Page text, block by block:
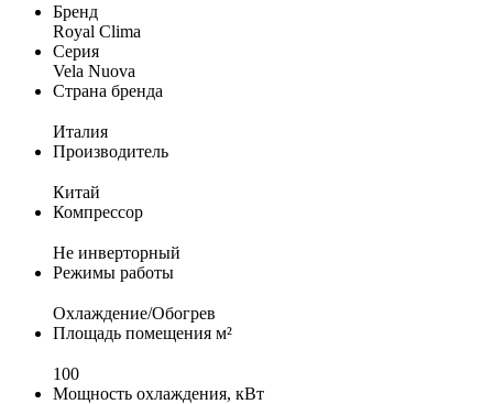
Бренд
Royal Clima
Серия
Vela Nuova
Страна бренда
Италия
Производитель
Китай
Компрессор
Не инверторный
Режимы работы
Охлаждение/Обогрев
Площадь помещения м²
100
Мощность охлаждения, кВт